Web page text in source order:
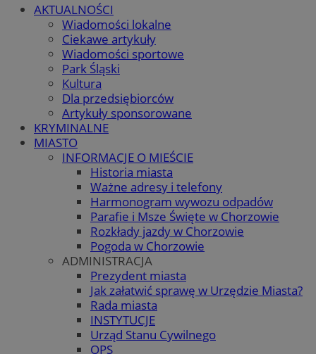
AKTUALNOŚCI
Wiadomości lokalne
Ciekawe artykuły
Wiadomości sportowe
Park Śląski
Kultura
Dla przedsiębiorców
Artykuły sponsorowane
KRYMINALNE
MIASTO
INFORMACJE O MIEŚCIE
Historia miasta
Ważne adresy i telefony
Harmonogram wywozu odpadów
Parafie i Msze Święte w Chorzowie
Rozkłady jazdy w Chorzowie
Pogoda w Chorzowie
ADMINISTRACJA
Prezydent miasta
Jak załatwić sprawę w Urzędzie Miasta?
Rada miasta
INSTYTUCJE
Urząd Stanu Cywilnego
OPS